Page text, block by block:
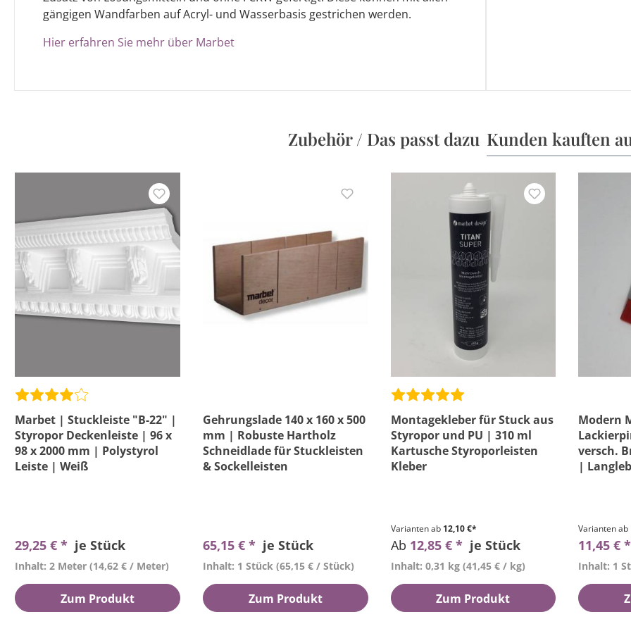
gängigen Wandfarben auf Acryl- und Wasserbasis gestrichen werden.
Hier erfahren Sie mehr über Marbet
Zubehör / Das passt dazu Kunden kauften
Marbet | Stuckleiste "B-22" |
Styropor Deckenleiste | 96 x
98 x 2000 mm | Polystyrol
Leiste | Weiß
29,25 € * je Stück
Inhalt: 2 Meter (14,62 € / Meter)
Zum Produkt
Gehrungslade 140 x 160 x 500
mm | Robuste Hartholz
Schneidlade für Stuckleisten
& Sockelleisten
65,15 € * je Stück
Inhalt: 1 Stück (65,15 € / Stück)
Zum Produkt
Montagekleber für Stuck aus
Styropor und PU | 310 ml
Kartusche Styroporleisten
Kleber
Varianten ab12,10 €*
Ab 12,85 € * je Stück
Inhalt: 0,31 kg (41,45 € / kg)
Zum Produkt
Modern
versch.
|
Varianten ab
11,45 €
Inhalt: 1